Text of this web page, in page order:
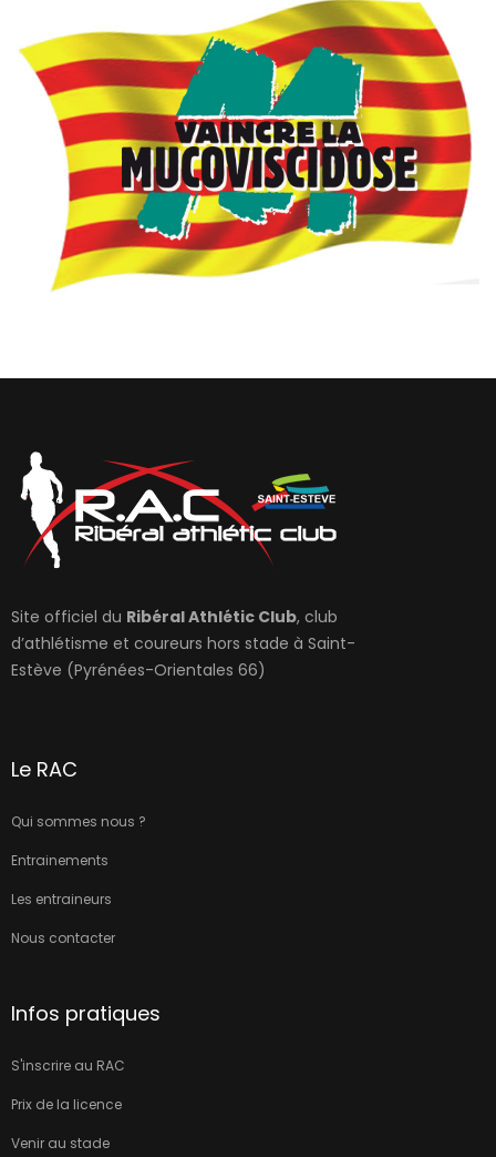
Site officiel du Ribéral Athlétic Club, club
d’athlétisme et coureurs hors stade à Saint-
Estève (Pyrénées-Orientales 66)
Le RAC
Qui sommes nous ?
Entrainements
Les entraineurs
Nous contacter
Infos pratiques
S'inscrire au RAC
Prix de la licence
Venir au stade